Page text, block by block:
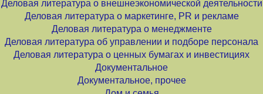
Деловая литература о внешнеэкономической деятельности
Деловая литература о маркетинге, PR и рекламе
Деловая литература о менеджменте
Деловая литература об управлении и подборе персонала
Деловая литература о ценных бумагах и инвестициях
Документальное
Документальное, прочее